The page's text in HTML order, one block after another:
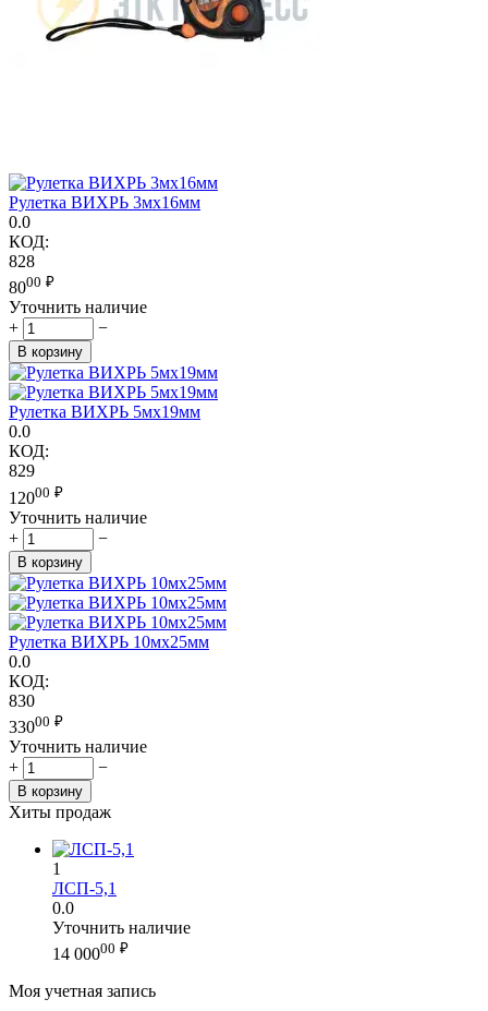
Рулетка ВИХРЬ 3мх16мм
0.0
КОД:
828
8000 ₽
Уточнить наличие
+
−
В корзину
Рулетка ВИХРЬ 5мх19мм
0.0
КОД:
829
12000 ₽
Уточнить наличие
+
−
В корзину
Рулетка ВИХРЬ 10мх25мм
0.0
КОД:
830
33000 ₽
Уточнить наличие
+
−
В корзину
Хиты продаж
1
ЛСП-5,1
0.0
Уточнить наличие
14 00000 ₽
Моя учетная запись